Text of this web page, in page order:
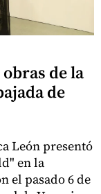
de la
de
León presentó
en la
el pasado 6 de